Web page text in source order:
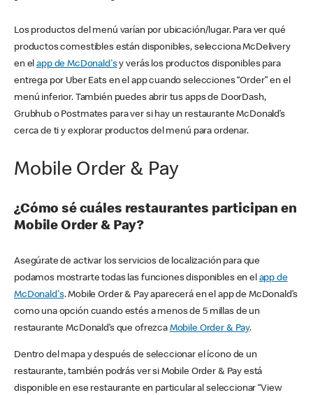
Los productos del menú varían por ubicación/lugar. Para ver qué
productos comestibles están disponibles, selecciona McDelivery
en elapp de McDonald'sy verás los productos disponibles para
entrega por Uber Eats en el app cuando selecciones “Order” en el
menú inferior. También puedes abrir tus apps de DoorDash,
Grubhub o Postmates para ver si hay un restaurante McDonald’s
cerca de ti y explorar productos del menú para ordenar.
Mobile Order & Pay
¿Cómo sé cuáles restaurantes participan en
Mobile Order & Pay?
Asegúrate de activar los servicios de localización para que
podamos mostrarte todas las funciones disponibles en el app de
McDonald's. Mobile Order & Pay aparecerá en el app de McDonald’s
como una opción cuando estés a menos de 5 millas de un
restaurante McDonald’s que ofrezca Mobile Order & Pay.
Dentro del mapa y después de seleccionar el ícono de un
restaurante, también podrás ver si Mobile Order & Pay está
disponible en ese restaurante en particular al seleccionar “View